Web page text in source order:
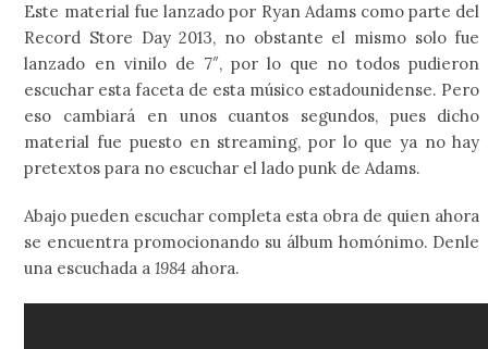
Este material fue lanzado por Ryan Adams como parte del
Record Store Day 2013, no obstante el mismo solo fue
lanzado en vinilo de 7″, por lo que no todos pudieron
escuchar esta faceta de esta músico estadounidense. Pero
eso cambiará en unos cuantos segundos, pues dicho
material fue puesto en streaming, por lo que ya no hay
pretextos para no escuchar el lado punk de Adams.
Abajo pueden escuchar completa esta obra de quien ahora
se encuentra promocionando su álbum homónimo. Denle
una escuchada a1984 ahora.